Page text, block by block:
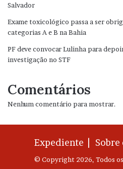
Salvador
Exame toxicológico passa a ser
categorias A e B na Bahia
PF deve convocar Lulinha para
investigação no STF
Comentários
Nenhum comentário para mostrar.
Expediente | Sobre
© Copyright 2026, Todos